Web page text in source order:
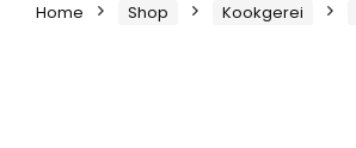
Home Shop Kookgerei